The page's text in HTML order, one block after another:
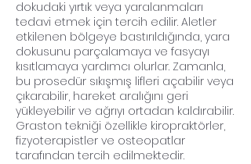
dokudaki yırtık veya yaralanmaları
tedavi etmek için tercih edilir. Aletler
etkilenen bölgeye bastırıldığında, yara
dokusunu parçalamaya ve fasyayı
kısıtlamaya yardımcı olurlar. Zamanla,
bu prosedür sıkışmış lifleri açabilir veya
çıkarabilir, hareket aralığını geri
yükleyebilir ve ağrıyı ortadan kaldırabilir.
Graston tekniği özellikle kiropraktörler,
fizyoterapistler ve osteopatlar
tarafından tercih edilmektedir.